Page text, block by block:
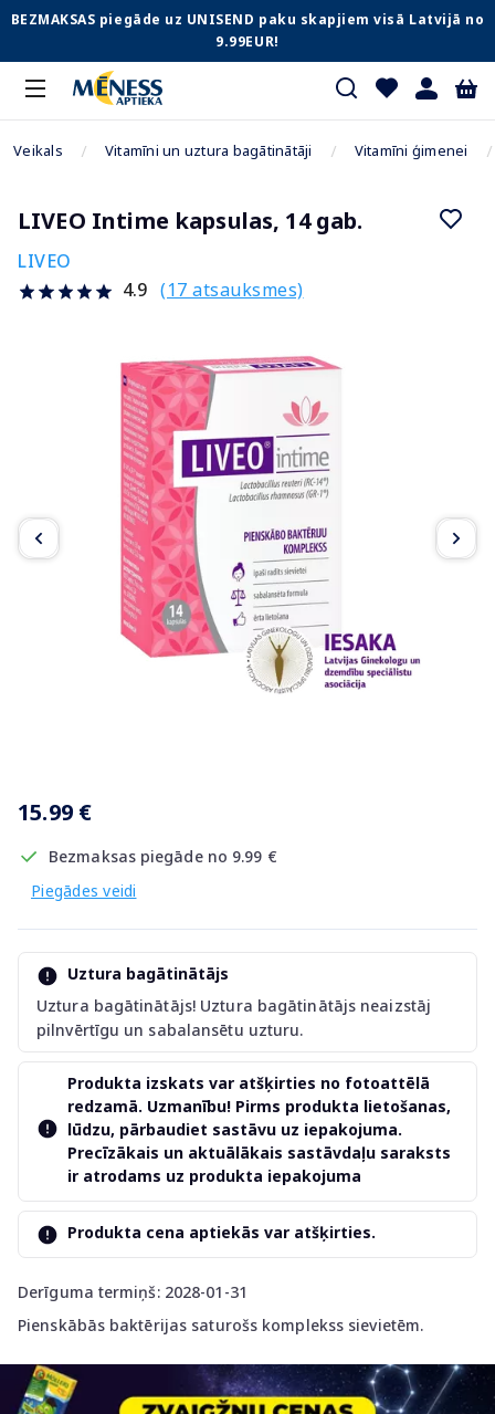
BEZMAKSAS piegāde uz UNISEND paku skapjiem visā Latvijā no
9.99EUR!
Veikals Vitamīni un uztura bagātinātāji Vitamīni ģimenei
LIVEO Intime kapsulas, 14 gab.
LIVEO
4.9 (17 atsauksmes)
15.99 €
Bezmaksas piegāde no 9.99 €
Piegādes veidi
Derīguma termiņš: 2028-01-31
Pienskābās baktērijas saturošs komplekss sievietēm.
Uztura bagātinātājs
Uztura bagātinātājs! Uztura bagātinātājs neaizstāj
pilnvērtīgu un sabalansētu uzturu.
Produkta izskats var atšķirties no fotoattēlā
redzamā. Uzmanību! Pirms produkta lietošanas,
lūdzu, pārbaudiet sastāvu uz iepakojuma.
Precīzākais un aktuālākais sastāvdaļu saraksts
ir atrodams uz produkta iepakojuma
Produkta cena aptiekās var atšķirties.